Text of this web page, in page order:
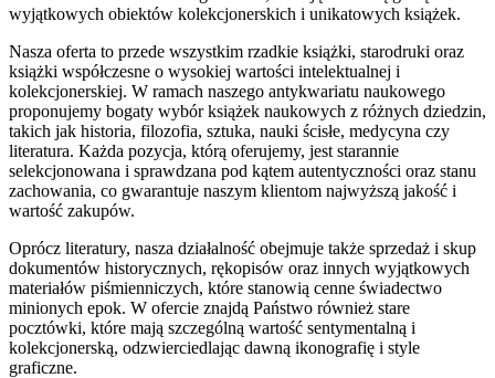
wyjątkowych obiektów kolekcjonerskich i unikatowych książek.
Nasza oferta to przede wszystkim rzadkie książki, starodruki oraz
książki współczesne o wysokiej wartości intelektualnej i
kolekcjonerskiej. W ramach naszego antykwariatu naukowego
proponujemy bogaty wybór książek naukowych z różnych dziedzin,
takich jak historia, filozofia, sztuka, nauki ścisłe, medycyna czy
literatura. Każda pozycja, którą oferujemy, jest starannie
selekcjonowana i sprawdzana pod kątem autentyczności oraz stanu
zachowania, co gwarantuje naszym klientom najwyższą jakość i
wartość zakupów.
Oprócz literatury, nasza działalność obejmuje także sprzedaż i skup
dokumentów historycznych, rękopisów oraz innych wyjątkowych
materiałów piśmienniczych, które stanowią cenne świadectwo
minionych epok. W ofercie znajdą Państwo również stare
pocztówki, które mają szczególną wartość sentymentalną i
kolekcjonerską, odzwierciedlając dawną ikonografię i style
graficzne.